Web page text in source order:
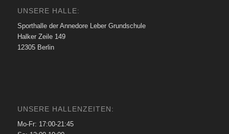
UNSERE HALLE:
Sporthalle der Annedore Leber Grundschule
Halker Zeile 149
12305 Berlin
UNSERE HALLENZEITEN:
Mo-Fr: 17:00-21:45